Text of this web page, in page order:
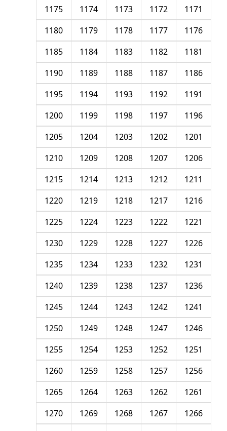
1171
1172
1173
1174
1175
1176
1177
1178
1179
1180
1181
1182
1183
1184
1185
1186
1187
1188
1189
1190
1191
1192
1193
1194
1195
1196
1197
1198
1199
1200
1201
1202
1203
1204
1205
1206
1207
1208
1209
1210
1211
1212
1213
1214
1215
1216
1217
1218
1219
1220
1221
1222
1223
1224
1225
1226
1227
1228
1229
1230
1231
1232
1233
1234
1235
1236
1237
1238
1239
1240
1241
1242
1243
1244
1245
1246
1247
1248
1249
1250
1251
1252
1253
1254
1255
1256
1257
1258
1259
1260
1261
1262
1263
1264
1265
1266
1267
1268
1269
1270